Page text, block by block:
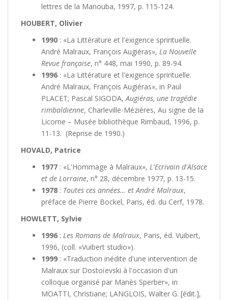
lettres de la Manouba, 1997, p. 115-124.
HOUBERT, Olivier
1990 : «La Littérature et l'exigence sprirituelle.
André Malraux, François Augiéras», La Nouvelle
Revue française, n° 448, mai 1990, p. 89-94.
1996 : «La Littérature et l'exigence sprirituelle.
André Malraux, François Augiéras», in Paul
PLACET; Pascal SIGODA,Augiéras, une tragédie
rimbaldienne, Charleville-Mézières, Au signe de la
Licorne – Musée bibliothèque Rimbaud, 1996, p.
11-13. (Reprise de 1990.)
HOVALD, Patrice
1977 : «L'Hommage à Malraux», L'Ecrivain d'Alsace
et de Lorraine, n° 28, décembre 1977, p. 13-15.
1978 : Toutes ces années… et André Malraux,
préface de Pierre Bockel, Paris, éd. du Cerf, 1978.
HOWLETT, Sylvie
1996 : Les Romans de Malraux, Paris, éd. Vuibert,
1996, (coll. «Vuibert studio»).
1999 : «Traduction inédite d'une intervention de
Malraux sur Dostoïevski à l'occasion d'un
colloque organisé par Manès Sperber», in
MOATTI, Christiane; LANGLOIS, Walter G. [édit.],